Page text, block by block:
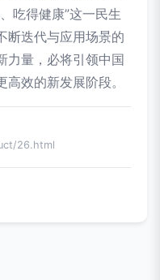
吃得健康”这一民生
断迭代与应用场景的
力量，必将引领中国
效的新发展阶段。
26.html